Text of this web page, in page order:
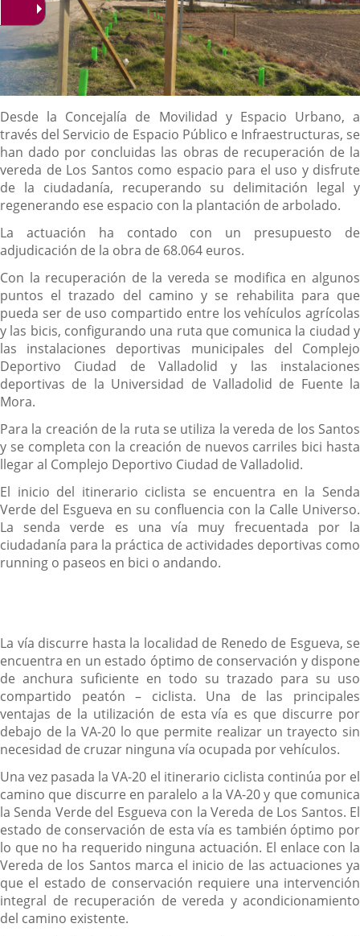
Descripción
Desde la Concejalía de Movilidad y Espacio Urbano, a
través del Servicio de Espacio Público e Infraestructuras, se
han dado por concluidas las obras de recuperación de la
vereda de Los Santos como espacio para el uso y disfrute
de la ciudadanía, recuperando su delimitación legal y
regenerando ese espacio con la plantación de arbolado.
La actuación ha contado con un presupuesto de
adjudicación de la obra de 68.064 euros.
Con la recuperación de la vereda se modifica en algunos
puntos el trazado del camino y se rehabilita para que
pueda ser de uso compartido entre los vehículos agrícolas
y las bicis, configurando una ruta que comunica la ciudad y
las instalaciones deportivas municipales del Complejo
Deportivo Ciudad de Valladolid y las instalaciones
deportivas de la Universidad de Valladolid de Fuente la
Mora.
Para la creación de la ruta se utiliza la vereda de los Santos
y se completa con la creación de nuevos carriles bici hasta
llegar al Complejo Deportivo Ciudad de Valladolid.
El inicio del itinerario ciclista se encuentra en la Senda
Verde del Esgueva en su confluencia con la Calle Universo.
La senda verde es una vía muy frecuentada por la
ciudadanía para la práctica de actividades deportivas como
running o paseos en bici o andando.
La vía discurre hasta la localidad de Renedo de Esgueva, se
encuentra en un estado óptimo de conservación y dispone
de anchura suficiente en todo su trazado para su uso
compartido peatón – ciclista. Una de las principales
ventajas de la utilización de esta vía es que discurre por
debajo de la VA-20 lo que permite realizar un trayecto sin
necesidad de cruzar ninguna vía ocupada por vehículos.
Una vez pasada la VA-20 el itinerario ciclista continúa por el
camino que discurre en paralelo a la VA-20 y que comunica
la Senda Verde del Esgueva con la Vereda de Los Santos. El
estado de conservación de esta vía es también óptimo por
lo que no ha requerido ninguna actuación. El enlace con la
Vereda de los Santos marca el inicio de las actuaciones ya
que el estado de conservación requiere una intervención
integral de recuperación de vereda y acondicionamiento
del camino existente.